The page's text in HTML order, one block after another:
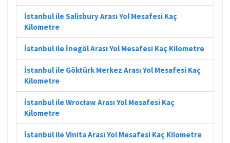
İstanbul ile Salisbury Arası Yol Mesafesi Kaç
Kilometre
İstanbul ile İnegöl Arası Yol Mesafesi Kaç Kilometre
İstanbul ile Göktürk Merkez Arası Yol Mesafesi Kaç
Kilometre
İstanbul ile Wrocław Arası Yol Mesafesi Kaç
Kilometre
İstanbul ile Vinita Arası Yol Mesafesi Kaç Kilometre